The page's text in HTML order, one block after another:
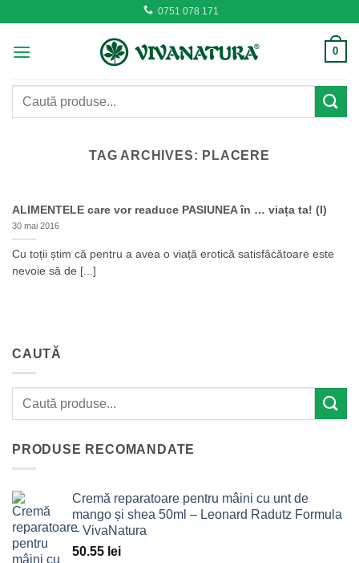
content
0751 078 171
0
Caută
TAG ARCHIVES: PLACERE
ALIMENTELE care vor readuce PASIUNEA în … viața ta! (I)
30 mai 2016
Cu toții știm că pentru a avea o viață erotică satisfăcătoare este
nevoie să de [...]
CAUTĂ
PRODUSE RECOMANDATE
Cremă reparatoare pentru mâini cu unt de
mango și shea 50ml – Leonard Radutz Formula
– VivaNatura
50.55 lei